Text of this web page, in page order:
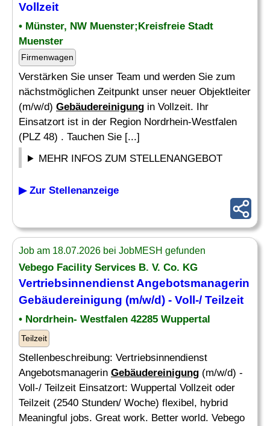
Vollzeit
• Münster, NW Muenster;Kreisfreie Stadt
Muenster
Firmenwagen
Verstärken Sie unser Team und werden Sie zum
nächstmöglichen Zeitpunkt unser neuer Objektleiter
(m/w/d) Gebäudereinigung in Vollzeit. Ihr
Einsatzort ist in der Region Nordrhein-Westfalen
(PLZ 48) . Tauchen Sie [...]
MEHR INFOS ZUM STELLENANGEBOT
▶ Zur Stellenanzeige
Job am 18.07.2026 bei JobMESH gefunden
Vebego Facility Services B. V. Co. KG
Vertriebsinnendienst Angebotsmanagerin
Gebäudereinigung (m/w/d) - Voll-/ Teilzeit
• Nordrhein- Westfalen 42285 Wuppertal
Teilzeit
Stellenbeschreibung: Vertriebsinnendienst
Angebotsmanagerin Gebäudereinigung (m/w/d) -
Voll-/ Teilzeit Einsatzort: Wuppertal Vollzeit oder
Teilzeit (2540 Stunden/ Woche) flexibel, hybrid
Meaningful jobs. Great work. Better world. Vebego